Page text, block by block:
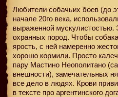
Любители собачьих боев (до
начале 20го века,
выраженной мускулистостью.
охранных пород. Чтобы
ярость, с ней намеренно
хорошо кормили. Просто
пару Мастино Неополитано
внешности), замечательных
все дело в людях. Крови
в тексте про аргентинского